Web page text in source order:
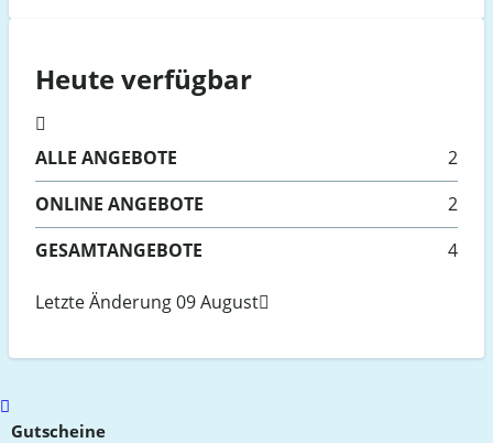
Heute verfügbar
ALLE ANGEBOTE
2
ONLINE ANGEBOTE
2
GESAMTANGEBOTE
4
Letzte Änderung 09 August
Scroll
toGutscheine